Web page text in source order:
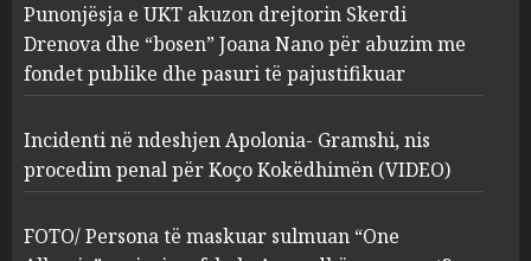
2
Apolonia- Gramshi, nis
procedim penal për Koço
Kokëdhimën (VIDEO)
MARCH 27, 2025
FOTO/ Persona të maskuar
sulmuan “One Albania”,
ngjarja u fsheh. A u vodhën
serverat?
Punonjësja e UKT akuzon drejtorin Skerdi
Drenova dhe “bosen” Joana Nano për abuzim me
fondet publike dhe pasuri të pajustifikuar
Incidenti në ndeshjen Apolonia- Gramshi, nis
procedim penal për Koço Kokëdhimën (VIDEO)
FOTO/ Persona të maskuar sulmuan “One